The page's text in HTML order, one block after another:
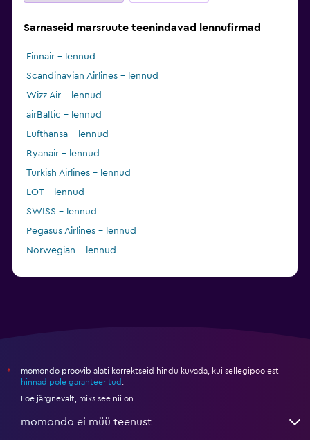
Sarnaseid marsruute teenindavad lennufirmad
Finnair – lennud
Scandinavian Airlines – lennud
Wizz Air – lennud
airBaltic – lennud
Lufthansa – lennud
Ryanair – lennud
Turkish Airlines – lennud
LOT – lennud
SWISS – lennud
Pegasus Airlines – lennud
Norwegian – lennud
*
momondo proovib alati korrektseid hindu kuvada, kui sellegipoolest
hinnad pole garanteeritud
Loe järgnevalt, miks see nii on.
momondo ei müü teenust